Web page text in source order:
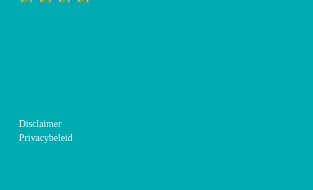
Disclaimer
Privacybeleid